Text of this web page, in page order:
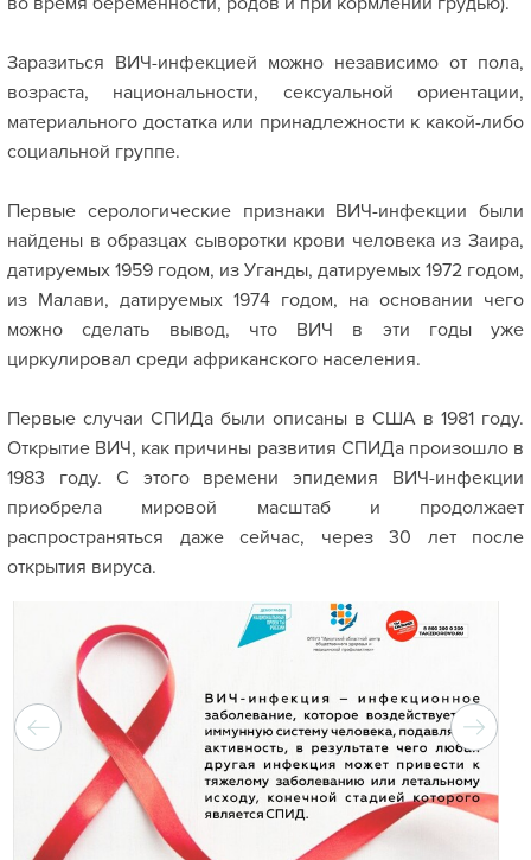
Заразиться ВИЧ-инфекцией можно независимо от пола,
возраста, национальности, сексуальной ориентации,
материального достатка или принадлежности к какой-либо
социальной группе.
Первые серологические признаки ВИЧ-инфекции были
найдены в образцах сыворотки крови человека из Заира,
датируемых 1959 годом, из Уганды, датируемых 1972 годом,
из Малави, датируемых 1974 годом, на основании чего
можно сделать вывод, что ВИЧ в эти годы уже
циркулировал среди африканского населения.
Первые случаи СПИДа были описаны в США в 1981 году.
Открытие ВИЧ, как причины развития СПИДа произошло в
1983 году. С этого времени эпидемия ВИЧ-инфекции
приобрела мировой масштаб и продолжает
распространяться даже сейчас, через 30 лет после
открытия вируса.